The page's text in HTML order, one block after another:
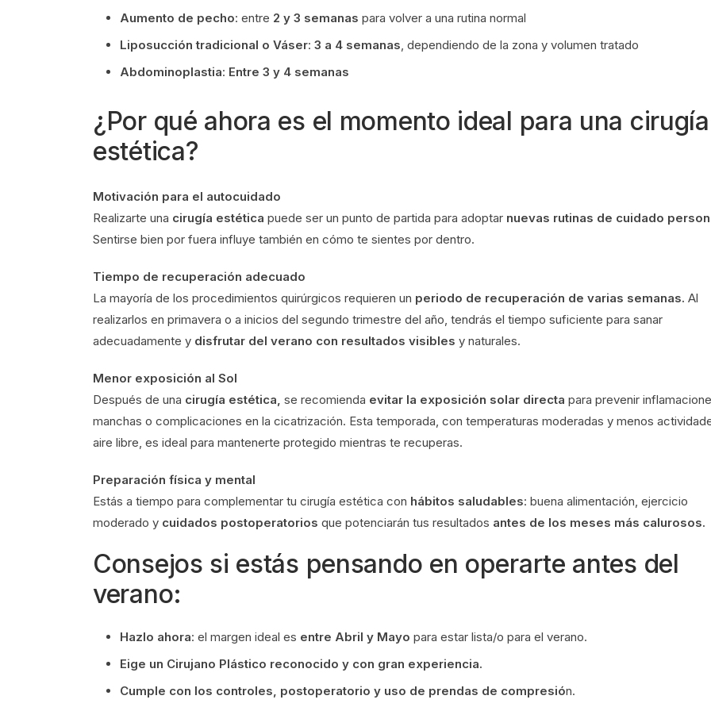
Aumento de pecho: entre 2 y 3 semanas para volver a una rutina normal
Liposucción tradicional o Váser: 3 a 4 semanas, dependiendo de la zona y volumen tratado
Abdominoplastia: Entre 3 y 4 semanas
¿Por qué ahora es el momento ideal para una cirugía
estética?
Motivación para el autocuidado
Realizarte una cirugía estética puede ser un punto de partida para adoptar nuevas rutinas de cuidado
Sentirse bien por fuera influye también en cómo te sientes por dentro.
Tiempo de recuperación adecuado
La mayoría de los procedimientos quirúrgicos requieren un periodo de recuperación de varias semanas. Al
realizarlos en primavera o a inicios del segundo trimestre del año, tendrás el tiempo suficiente para sanar
adecuadamente y disfrutar del verano con resultados visibles y naturales.
Menor exposición al Sol
Después de una cirugía estética, se recomienda evitar la exposición solar directa para prevenir
manchas o complicaciones en la cicatrización. Esta temporada, con temperaturas moderadas y menos
aire libre, es ideal para mantenerte protegido mientras te recuperas.
Preparación física y mental
Estás a tiempo para complementar tu cirugía estética con hábitos saludables: buena alimentación, ejercicio
moderado y cuidados postoperatorios que potenciarán tus resultados antes de los meses más calurosos.
Consejos si estás pensando en operarte antes del
verano:
Hazlo ahora: el margen ideal es entre Abril y Mayo para estar lista/o para el verano.
Eige un Cirujano Plástico reconocido y con gran experiencia.
Cumple con los controles, postoperatorio y uso de prendas de compresión.